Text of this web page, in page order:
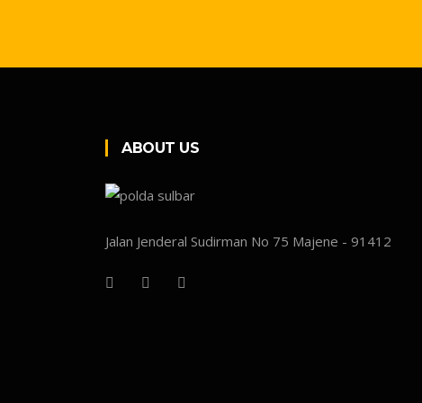
ABOUT US
Jalan Jenderal Sudirman No 75 Majene - 91412